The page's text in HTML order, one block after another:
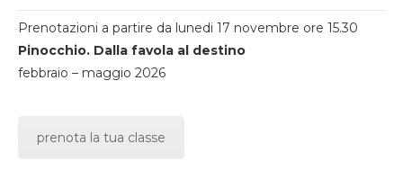
Prenotazioni a partire da lunedi 17 novembre ore 15.30
Pinocchio. Dalla favola al destino
febbraio – maggio 2026
prenota la tua classe